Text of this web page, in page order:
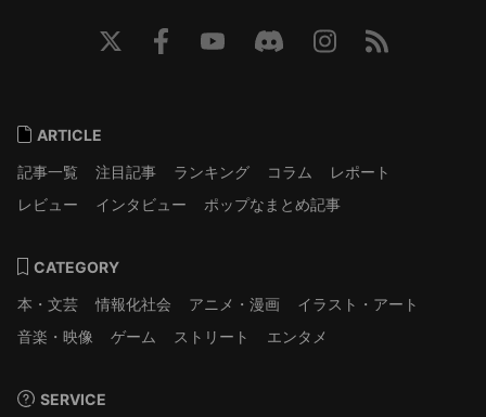
ARTICLE
記事一覧
注目記事 ランキング コラム
レポート
レビュー
インタビュー ポップなまとめ記事
CATEGORY
本・文芸
情報化社会 アニメ・漫画
イラスト・アート
音楽・映像
ゲーム ストリート エンタメ
SERVICE